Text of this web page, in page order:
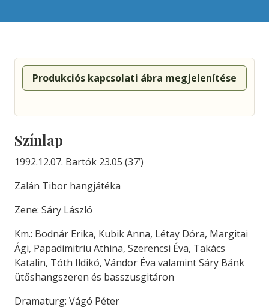
Produkciós kapcsolati ábra megjelenítése
Színlap
1992.12.07. Bartók 23.05 (37’)
Zalán Tibor hangjátéka
Zene: Sáry László
Km.: Bodnár Erika, Kubik Anna, Létay Dóra, Margitai
Ági, Papadimitriu Athina, Szerencsi Éva, Takács
Katalin, Tóth Ildikó, Vándor Éva valamint Sáry Bánk
ütőshangszeren és basszusgitáron
Dramaturg: Vágó Péter